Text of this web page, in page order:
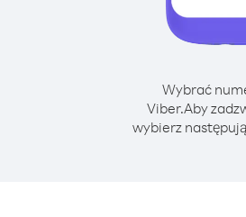
Wybrać
Viber.Aby
wybierz